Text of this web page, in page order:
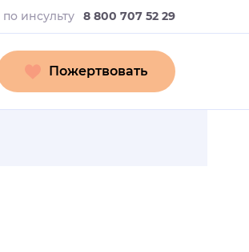
по инсульту 8 800 707 52 29
Пожертвовать